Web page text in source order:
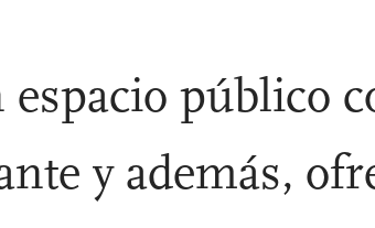
público
y además,